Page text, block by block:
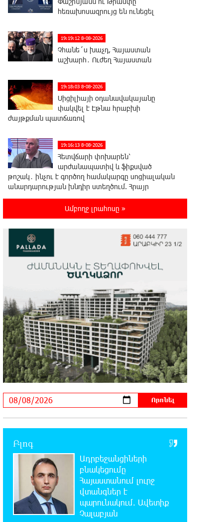
հեռախոսազրույց են ունեցել
19:19:12 8-08-2026
Չհանե´ս խաչդ, Հայաստան
աշխարհ․ Ուժեղ Հայաստան
19:18:03 8-08-2026
Սիցիլիայի օդանավակայանը
փակվել է Էթնա հրաբխի
ժայթքման պատճառով
19:16:13 8-08-2026
Հետվճարի փոխարեն՝
արժանապատիվ և ֆիքսված
թոշակ․ ինչու է գործող համակարգը սոցիալական
անարդարության խնդիր ստեղծում. Հրայր
Երևանի Կենտրոնում փոշու
պարունակությունը գրեթե ամբողջ
շաբաթ գերազանցել է թույլատրելի սահմանը
Իրանը պատրաստ է բացել
Հորմուզի նեղուցը, եթե ԱՄՆ-ն
ընդունի հանրապետության պայմանները
18:21:30 8-08-2026
Երևանում անցկացվել է
հաշմանդամություն ունեցող
անձանց միջազգային մարզական փառատոն
Դմիտրի Մեդվեդև. Արևմուտքի
քաղաքականությունը Հայաստանի
նկատմամբ կրկնում է վրացական սցենարը
17:36:59 8-08-2026
Ադրբեջանցիների բնակեցումը
Հայաստանում լուրջ վտանգներ է
պարունակում. Ավետիք Չալաբյան
17:28:45 8-08-2026
Ամբողջ լրահոսը »
Բլոգ
Ադրբեջանցիների
բնակեցումը
Հայաստանում լուրջ
վտանգներ է
պարունակում. Ավետիք
Չալաբյան